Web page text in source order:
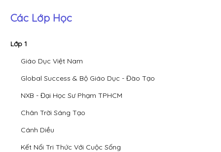
Các Lớp Học
Lớp 1
Giáo Dục Việt Nam
Global Success & Bộ Giáo Dục - Đào Tạo
NXB - Đại Học Sư Phạm TPHCM
Chân Trời Sáng Tạo
Cánh Diều
Kết Nối Tri Thức Với Cuộc Sống